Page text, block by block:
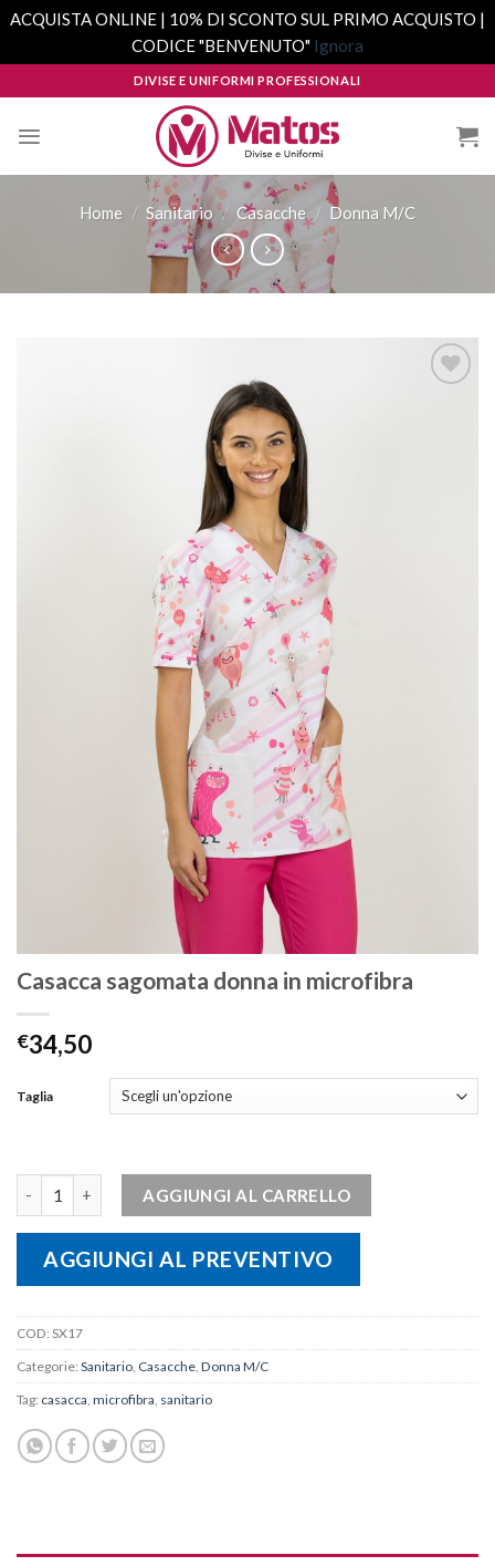
ACQUISTA ONLINE | 10% DI SCONTO SUL PRIMO ACQUISTO |
CODICE "BENVENUTO" Ignora
to
content
DIVISE E UNIFORMI PROFESSIONALI
Home / Sanitario / Casacche / Donna M/C
Casacca sagomata donna in microfibra
€34,50
Taglia
AGGIUNGI AL CARRELLO
AGGIUNGI AL PREVENTIVO
COD: SX17
Categorie: Sanitario, Casacche, Donna M/C
Tag: casacca, microfibra, sanitario